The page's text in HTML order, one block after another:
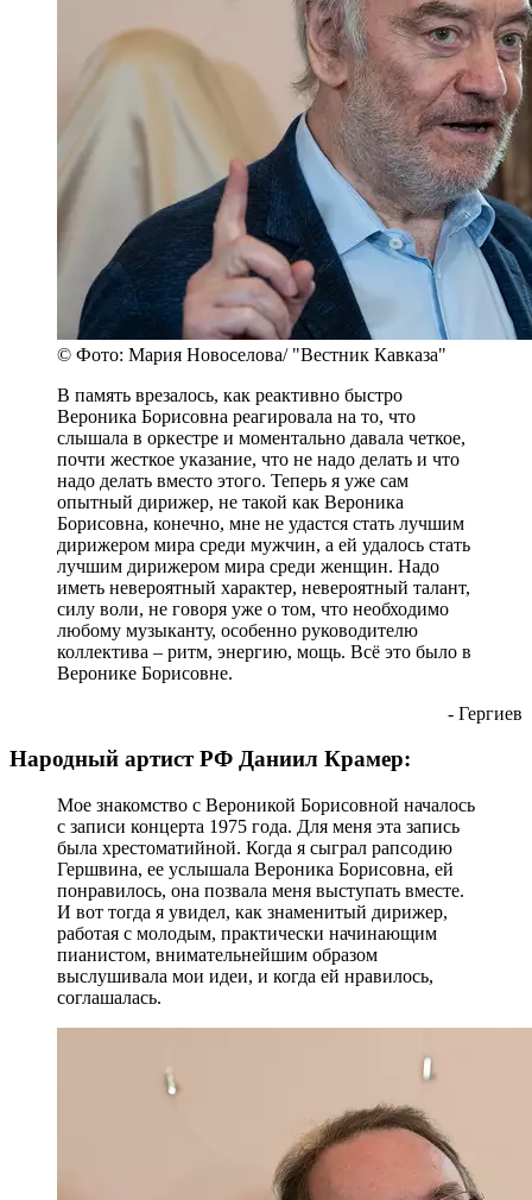
© Фото: Мария Новоселова/ "Вестник Кавказа"
В память врезалось, как реактивно быстро
Вероника Борисовна реагировала на то, что
слышала в оркестре и моментально давала четкое,
почти жесткое указание, что не надо делать и что
надо делать вместо этого. Теперь я уже сам
опытный дирижер, не такой как Вероника
Борисовна, конечно, мне не удастся стать лучшим
дирижером мира среди мужчин, а ей удалось стать
лучшим дирижером мира среди женщин. Надо
иметь невероятный характер, невероятный талант,
силу воли, не говоря уже о том, что необходимо
любому музыканту, особенно руководителю
коллектива – ритм, энергию, мощь. Всё это было в
Веронике Борисовне.
- Гергиев
Народный артист РФ Даниил Крамер:
Мое знакомство с Вероникой Борисовной началось
с записи концерта 1975 года. Для меня эта запись
была хрестоматийной. Когда я сыграл рапсодию
Гершвина, ее услышала Вероника Борисовна, ей
понравилось, она позвала меня выступать вместе.
И вот тогда я увидел, как знаменитый дирижер,
работая с молодым, практически начинающим
пианистом, внимательнейшим образом
выслушивала мои идеи, и когда ей нравилось,
соглашалась.